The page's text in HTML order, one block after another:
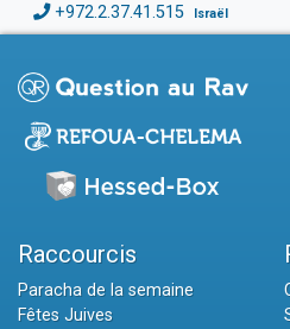
+972.2.37.41.515 Israël
Raccourcis
Paracha de la semaine
Fêtes Juives